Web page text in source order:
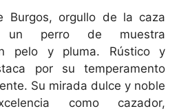
Burgos, orgullo de la caza
un perro de muestra
pelo y pluma. Rústico y
por su temperamento
Su mirada dulce y noble
como cazador,